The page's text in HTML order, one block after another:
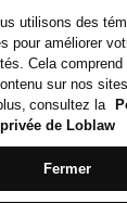
utilisons des
pour améliorer
Cela comprend
sur nos
consultez la
de Loblaw
Fermer